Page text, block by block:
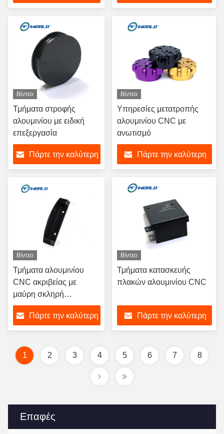
Επαφές
Βίντεο
Τμήματα στροφής
αλουμινίου με ειδική
επεξεργασία
Πάρτε την καλύτερη
Βίντεο
Υπηρεσίες μετατροπής
αλουμινίου CNC με
ανωτισμό
Πάρτε την καλύτερη
Βίντεο
Τμήματα αλουμινίου
CNC ακριβείας με
μαύρη σκληρή
ανωδίαση
Πάρτε την καλύτερη
Βίντεο
Τμήματα κατασκευής
πλακών αλουμινίου CNC
Πάρτε την καλύτερη
1 2 3 4 5 6 7 8